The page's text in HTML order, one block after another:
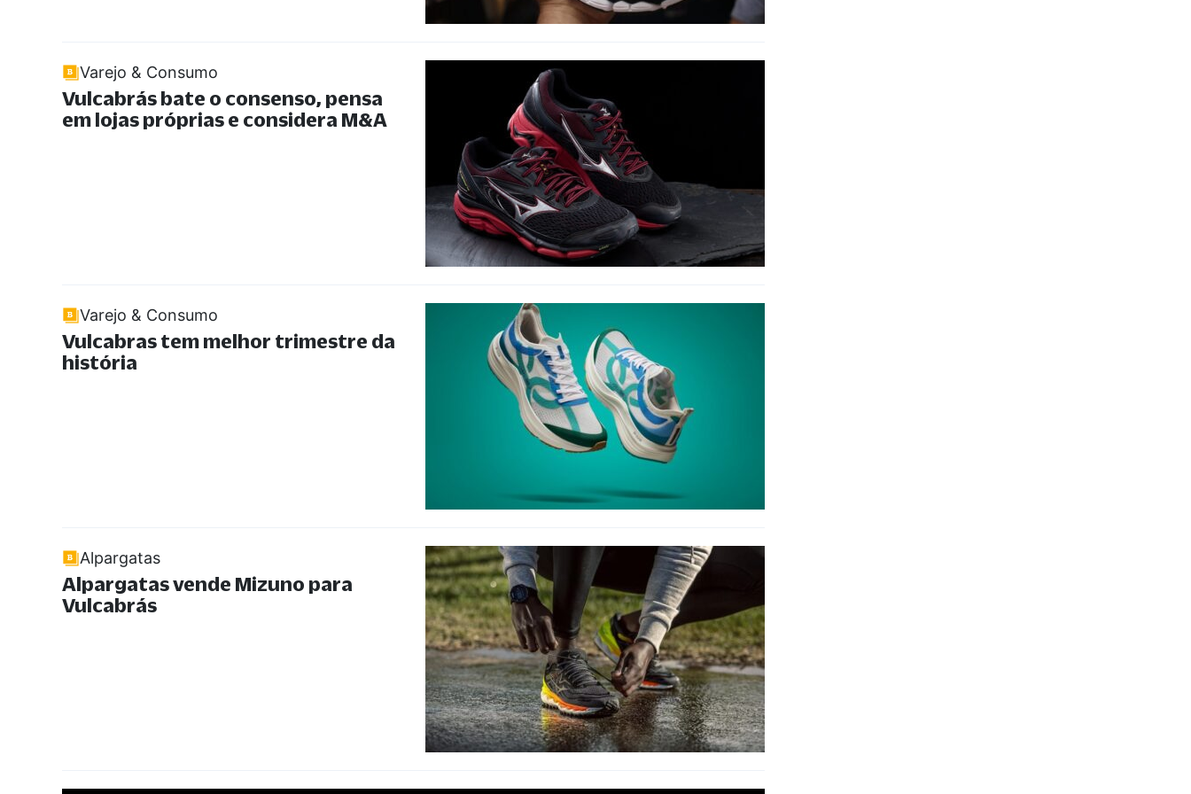
Varejo & Consumo
Vulcabrás bate o consenso, pensa
em lojas próprias e considera M&A
Varejo & Consumo
Vulcabras tem melhor trimestre da
história
Alpargatas
Alpargatas vende Mizuno para
Vulcabrás